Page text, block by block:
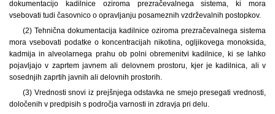
dokumentacijo kadilnice oziroma prezračevalnega sistema, ki mora
vsebovati tudi časovnico o opravljanju posameznih vzdrževalnih postopkov.
(2) Tehnična dokumentacija kadilnice oziroma prezračevalnega sistema
mora vsebovati podatke o koncentracijah nikotina, ogljikovega monoksida,
kadmija in alveolarnega prahu ob polni obremenitvi kadilnice, ki se lahko
pojavljajo v zaprtem javnem ali delovnem prostoru, kjer je kadilnica, ali v
sosednjih zaprtih javnih ali delovnih prostorih.
(3) Vrednosti snovi iz prejšnjega odstavka ne smejo presegati vrednosti,
določenih v predpisih s področja varnosti in zdravja pri delu.